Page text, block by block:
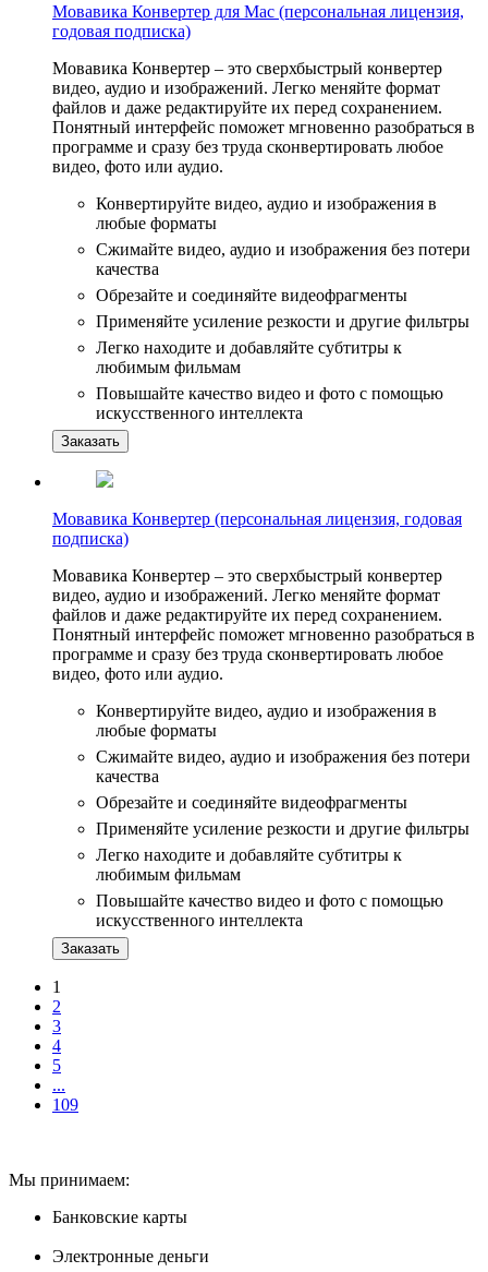
Мовавика Конвертер для Mac (персональная лицензия,
годовая подписка)
Мовавика Конвертер – это сверхбыстрый конвертер
видео, аудио и изображений. Легко меняйте формат
файлов и даже редактируйте их перед сохранением.
Понятный интерфейс поможет мгновенно разобраться в
программе и сразу без труда сконвертировать любое
видео, фото или аудио.
Конвертируйте видео, аудио и изображения в
любые форматы
Сжимайте видео, аудио и изображения без потери
качества
Обрезайте и соединяйте видеофрагменты
Применяйте усиление резкости и другие фильтры
Легко находите и добавляйте субтитры к
любимым фильмам
Повышайте качество видео и фото с помощью
искусственного интеллекта
Заказать
Мовавика Конвертер (персональная лицензия, годовая
подписка)
Мовавика Конвертер – это сверхбыстрый конвертер
видео, аудио и изображений. Легко меняйте формат
файлов и даже редактируйте их перед сохранением.
Понятный интерфейс поможет мгновенно разобраться в
программе и сразу без труда сконвертировать любое
видео, фото или аудио.
Конвертируйте видео, аудио и изображения в
любые форматы
Сжимайте видео, аудио и изображения без потери
качества
Обрезайте и соединяйте видеофрагменты
Применяйте усиление резкости и другие фильтры
Легко находите и добавляйте субтитры к
любимым фильмам
Повышайте качество видео и фото с помощью
искусственного интеллекта
Заказать
1
2
3
4
5
...
109
Мы принимаем:
Банковские карты
Электронные деньги